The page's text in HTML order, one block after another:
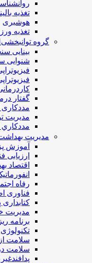
تغذیه
هوشبری
تغذيه
گروه توانبخشی
بینایی
شنوایی
گفتار
مددکاری
مديريت
مدیریت
آموزش
اقتصاد
رفاه
فناوری
مديريت
برنامه
سلامت
سلامت